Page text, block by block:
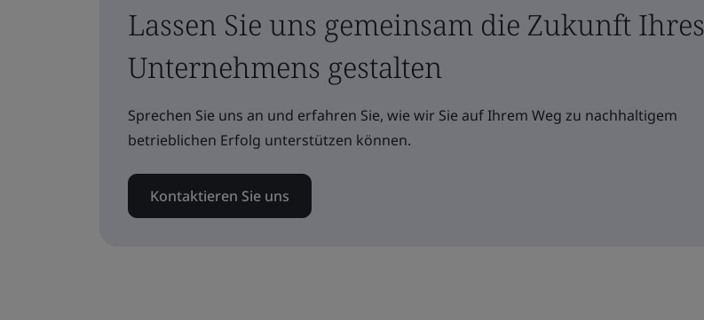
Lassen Sie uns gemeinsam die Zukunft Ihres
Unternehmens gestalten
Sprechen Sie uns an und erfahren Sie, wie wir Sie auf Ihrem Weg zu nachhaltigem
betrieblichen Erfolg unterstützen können.
Kontaktieren Sie uns